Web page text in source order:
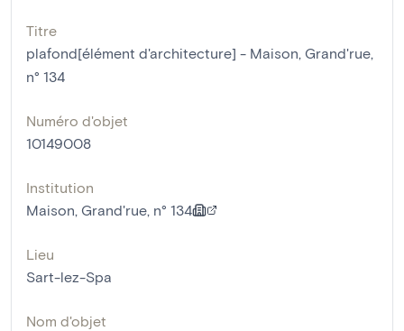
Titre
plafond[élément d'architecture] - Maison, Grand'rue,
n° 134
Numéro d'objet
10149008
Institution
Maison, Grand'rue, n° 134
Lieu
Sart-lez-Spa
Nom d'objet